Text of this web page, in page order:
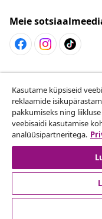
Meie
Lepingust
Esita oma tellimuse
Klienditeenindus
Kasutame küpsiseid
reklaamide
pakkumiseks ning
veebisaidi kasutamise
analüüsipartneritega.